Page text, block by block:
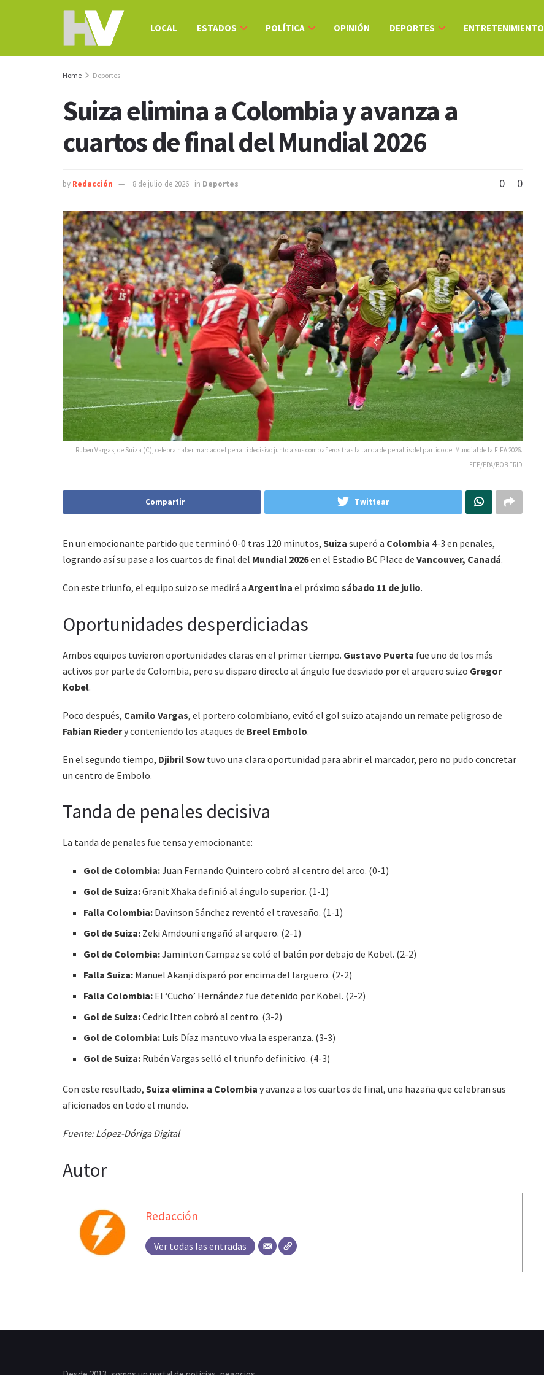
LOCAL ESTADOS POLÍTICA OPINIÓN DEPORTES ENTRETENIMIENTO
Home Deportes
Suiza elimina a Colombia y avanza a
cuartos de final del Mundial 2026
by Redacción 8 de julio de 2026 in Deportes 0 0
Ruben Vargas, de Suiza (C), celebra haber marcado el penalti decisivo junto a sus compañeros tras la tanda de penaltis del partido del Mundial de la FIFA 2026.
EFE/EPA/BOB FRID
Compartir Twittear
En un emocionante partido que terminó 0-0 tras 120 minutos, Suiza superó a Colombia 4-3 en penales,
logrando así su pase a los cuartos de final del Mundial 2026en el Estadio BC Place de Vancouver, Canadá.
Con este triunfo, el equipo suizo se medirá a Argentina el próximo sábado 11 de julio.
Oportunidades desperdiciadas
Ambos equipos tuvieron oportunidades claras en el primer tiempo. Gustavo Puerta fue uno de los más
activos por parte de Colombia, pero su disparo directo al ángulo fue desviado por el arquero suizo Gregor
Kobel.
Poco después, Camilo Vargas, el portero colombiano, evitó el gol suizo atajando un remate peligroso de
Fabian Riedery conteniendo los ataques de Breel Embolo.
En el segundo tiempo, Djibril Sow tuvo una clara oportunidad para abrir el marcador, pero no pudo concretar
un centro de Embolo.
Tanda de penales decisiva
La tanda de penales fue tensa y emocionante:
Gol de Colombia:Juan Fernando Quintero cobró al centro del arco. (0-1)
Gol de Suiza:Granit Xhaka definió al ángulo superior. (1-1)
Falla Colombia: Davinson Sánchez reventó el travesaño. (1-1)
Gol de Suiza: Zeki Amdouni engañó al arquero. (2-1)
Gol de Colombia:Jaminton Campaz se coló el balón por debajo de Kobel. (2-2)
Falla Suiza: Manuel Akanji disparó por encima del larguero. (2-2)
Falla Colombia: El ‘Cucho’ Hernández fue detenido por Kobel. (2-2)
Gol de Suiza:Cedric Itten cobró al centro. (3-2)
Gol de Colombia: Luis Díaz mantuvo viva la esperanza. (3-3)
Gol de Suiza: Rubén Vargas selló el triunfo definitivo. (4-3)
Con este resultado, Suiza elimina a Colombia y avanza a los cuartos de final, una hazaña que celebran sus
aficionados en todo el mundo.
Fuente: López-Dóriga Digital
Autor
Redacción
Ver todas las entradas